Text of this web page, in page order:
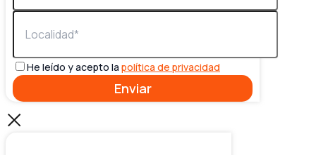
He leído y acepto la política de privacidad